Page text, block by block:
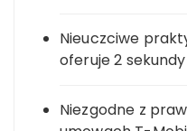
Nieuczciwe
oferuje 2
Niezgodne z